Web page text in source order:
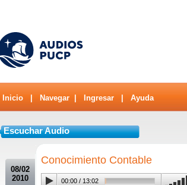
Inicio Navegar Ingresar Ayuda
Escuchar Audio
08/02
2010
Conocimiento Contable
00:00 / 13:02